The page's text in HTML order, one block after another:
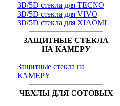
3D/5D стекла для TECNO
3D/5D стекла для VIVO
3D/5D стекла для XIAOMI
ЗАЩИТНЫЕ СТЕКЛА
НА КАМЕРУ
Защитные стекла на
КАМЕРУ
ЧЕХЛЫ ДЛЯ СОТОВЫХ